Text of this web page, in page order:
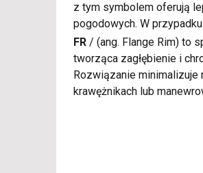
z tym symbolem oferują
pogodowych. W
FR / (ang. Flange Rim) to
tworząca zagłębienie i
Rozwiązanie
krawężnikach lub